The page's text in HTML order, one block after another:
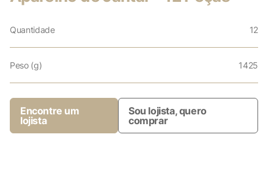
Quantidade 12
Peso (g) 1425
Encontre um
lojista
Sou lojista, quero
comprar